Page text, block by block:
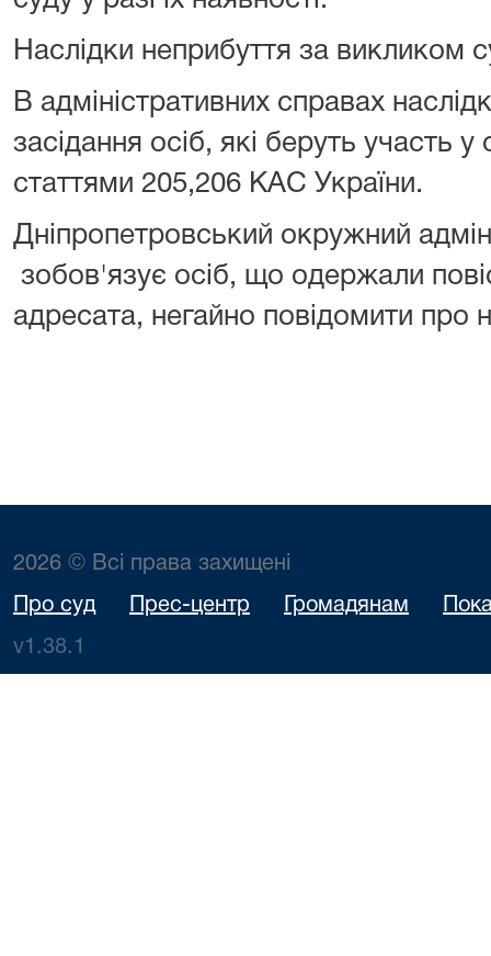
Наслідки неприбуття за викликом
В адміністративних справах
засідання осіб, які беруть участь у
статтями 205,206 КАС України.
Дніпропетровський окружний
зобов'язує осіб, що одержали
адресата, негайно повідомити про
2026 © Всі права захищені
Про суд Прес-центр Громадянам
v1.38.1